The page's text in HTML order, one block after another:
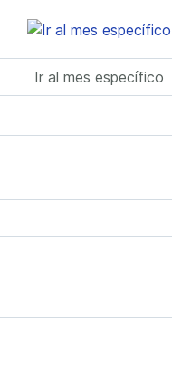
Ir al mes específico